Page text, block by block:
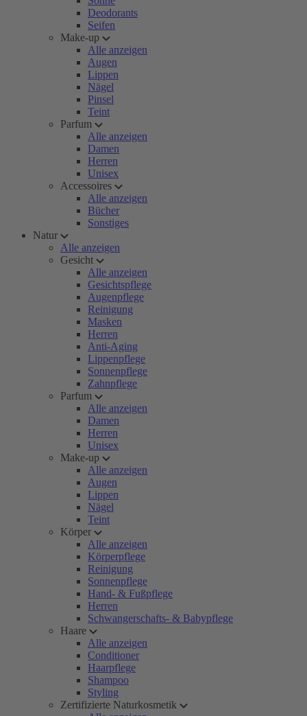
Deodorants
Seifen
Make-up
Alle anzeigen
Augen
Lippen
Nägel
Pinsel
Teint
Parfum
Alle anzeigen
Damen
Herren
Unisex
Accessoires
Alle anzeigen
Bücher
Sonstiges
Natur
Alle anzeigen
Gesicht
Alle anzeigen
Gesichtspflege
Augenpflege
Reinigung
Masken
Herren
Anti-Aging
Lippenpflege
Sonnenpflege
Zahnpflege
Parfum
Alle anzeigen
Damen
Herren
Unisex
Make-up
Alle anzeigen
Augen
Lippen
Nägel
Teint
Körper
Alle anzeigen
Körperpflege
Reinigung
Sonnenpflege
Hand- & Fußpflege
Herren
Schwangerschafts- & Babypflege
Haare
Alle anzeigen
Conditioner
Haarpflege
Shampoo
Styling
Zertifizierte Naturkosmetik